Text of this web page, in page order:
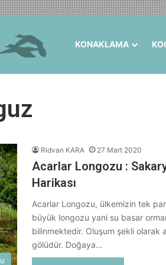
KONAKLAMA
Ridvan KARA 27 Mart 2020
Acarlar Longozu :
Harikası
Acarlar Longozu, ülkemizin tek
büyük longozu yani su basar
bilinmektedir. Oluşum şekli olarak
gölüdür. Doğaya…